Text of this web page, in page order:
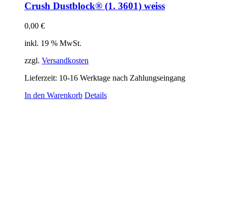
Crush Dustblock® (1. 3601) weiss
0,00 €
inkl. 19 % MwSt.
zzgl. Versandkosten
Lieferzeit: 10-16 Werktage nach Zahlungseingang
In den Warenkorb Details